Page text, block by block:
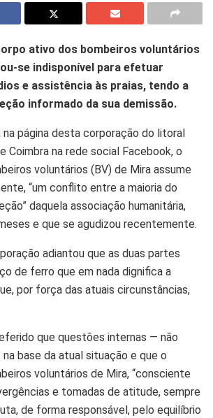
ativo dos bombeiros voluntários
se indisponível para efetuar
e assistência às praias, tendo a
informado da sua demissão.
na página desta corporação do litoral
Coimbra na rede social Facebook, o
voluntários (BV) de Mira assume
“um conflito entre a maioria do
daquela associação humanitária,
e que se agudizou recentemente.
adiantou que as duas partes
de ferro que em nada dignifica a
por força das atuais circunstâncias,
que questões internas — não
base da atual situação e que o
voluntários de Mira, “consciente
e tomadas de atitude, sempre
de forma responsável, pelo equilíbrio